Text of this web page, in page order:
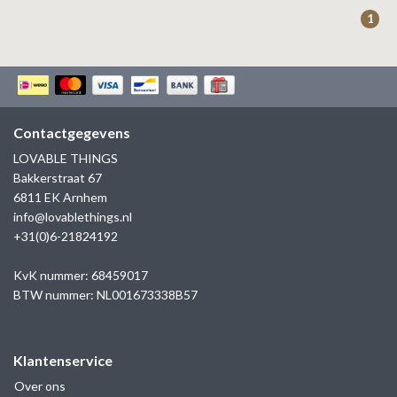
KAPTEN & SON
1
Contactgegevens
LOVABLE THINGS
Bakkerstraat 67
6811 EK Arnhem
info@lovablethings.nl
+31(0)6-21824192
KvK nummer: 68459017
BTW nummer: NL001673338B57
Klantenservice
Over ons